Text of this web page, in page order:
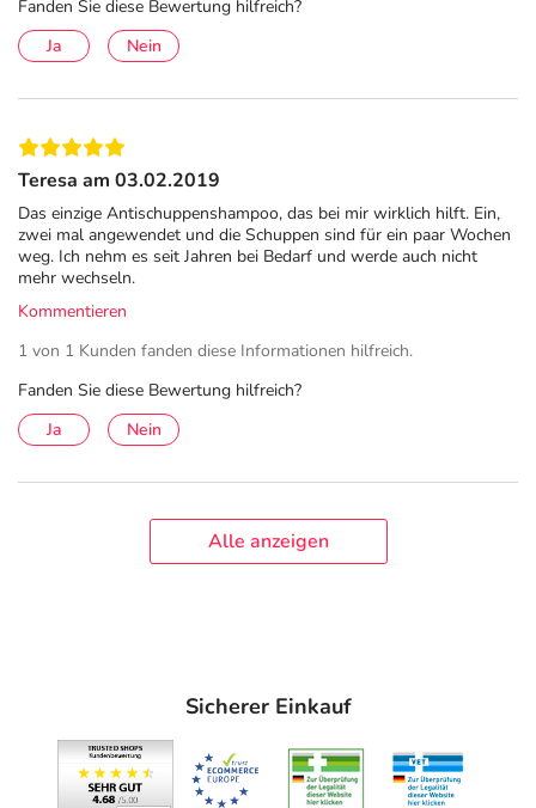
Fanden Sie diese Bewertung hilfreich?
Ja
Nein
Teresa am 03.02.2019
Das einzige Antischuppenshampoo, das bei mir wirklich hilft. Ein,
zwei mal angewendet und die Schuppen sind für ein paar Wochen
weg. Ich nehm es seit Jahren bei Bedarf und werde auch nicht
mehr wechseln.
Kommentieren
1 von 1 Kunden fanden diese Informationen hilfreich.
Fanden Sie diese Bewertung hilfreich?
Ja
Nein
Alle anzeigen
Sicherer Einkauf